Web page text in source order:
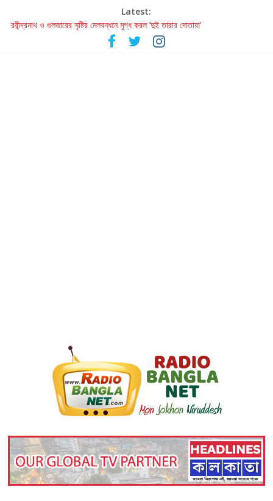
Latest:
রবীন্দ্রনাথ ও গুলজারের সৃষ্টির মেলবন্ধনে মুগ্ধ করল ‘দুই তারার দোতারা’
কলের গান থেকে রীলস্ — বাঙালির গান শোনার বিবর্তনের গল্প
জগন্নাথমঙ্গলম্ — বাংলায় প্রথমবার মঞ্চে এবার রথযাত্রার উদযাপন